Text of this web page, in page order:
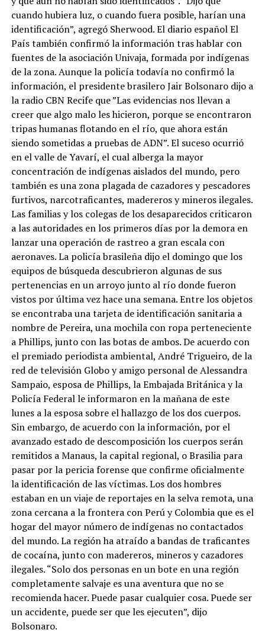
cuando hubiera luz, o cuando fuera posible, harían una
identificación”, agregó Sherwood. El diario español El
País también confirmó la información tras hablar con
fuentes de la asociación Univaja, formada por indígenas
de la zona. Aunque la policía todavía no confirmó la
información, el presidente brasilero Jair Bolsonaro dijo a
la radio CBN Recife que ”Las evidencias nos llevan a
creer que algo malo les hicieron, porque se encontraron
tripas humanas flotando en el río, que ahora están
siendo sometidas a pruebas de ADN”. El suceso ocurrió
en el valle de Yavarí, el cual alberga la mayor
concentración de indígenas aislados del mundo, pero
también es una zona plagada de cazadores y pescadores
furtivos, narcotraficantes, madereros y mineros ilegales.
Las familias y los colegas de los desaparecidos criticaron
a las autoridades en los primeros días por la demora en
lanzar una operación de rastreo a gran escala con
aeronaves. La policía brasileña dijo el domingo que los
equipos de búsqueda descubrieron algunas de sus
pertenencias en un arroyo junto al río donde fueron
vistos por última vez hace una semana. Entre los objetos
se encontraba una tarjeta de identificación sanitaria a
nombre de Pereira, una mochila con ropa perteneciente
a Phillips, junto con las botas de ambos. De acuerdo con
el premiado periodista ambiental, André Trigueiro, de la
red de televisión Globo y amigo personal de Alessandra
Sampaio, esposa de Phillips, la Embajada Británica y la
Policía Federal le informaron en la mañana de este
lunes a la esposa sobre el hallazgo de los dos cuerpos.
Sin embargo, de acuerdo con la información, por el
avanzado estado de descomposición los cuerpos serán
remitidos a Manaus, la capital regional, o Brasilia para
pasar por la pericia forense que confirme oficialmente
la identificación de las víctimas. Los dos hombres
estaban en un viaje de reportajes en la selva remota, una
zona cercana a la frontera con Perú y Colombia que es el
hogar del mayor número de indígenas no contactados
del mundo. La región ha atraído a bandas de traficantes
de cocaína, junto con madereros, mineros y cazadores
ilegales. “Solo dos personas en un bote en una región
completamente salvaje es una aventura que no se
recomienda hacer. Puede pasar cualquier cosa. Puede ser
un accidente, puede ser que les ejecuten”, dijo
Bolsonaro.